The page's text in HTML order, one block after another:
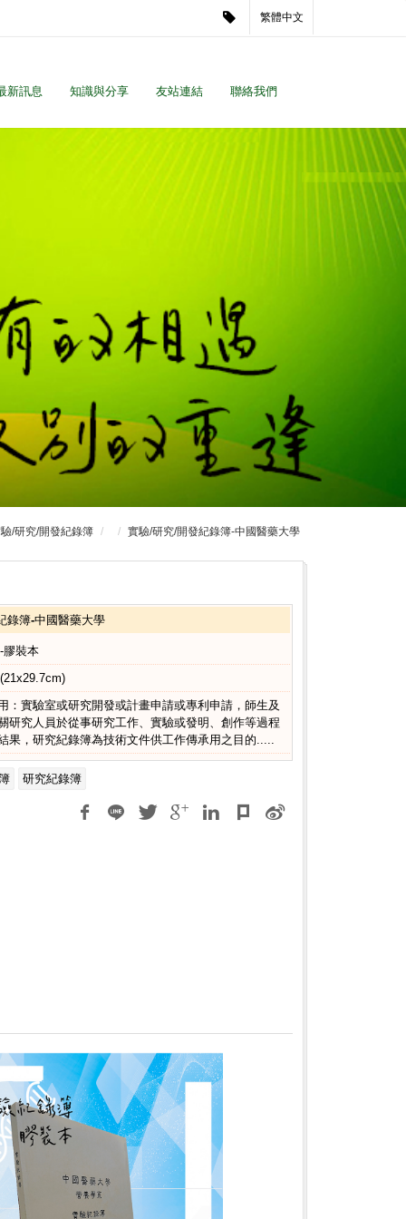
繁體中文
新訊息 知識與分享 友站連結 聯絡我們
/研究/開發紀錄簿 實驗/研究/開發紀錄簿-中國醫藥大學
錄簿-中國醫藥大學
膠裝本
：實驗室或研究開發或計畫申請或專利申請，師生及
研究人員於從事研究工作、實驗或發明、創作等過程
果，研究紀錄簿為技術文件供工作傳承用之目的.....
研究紀錄簿